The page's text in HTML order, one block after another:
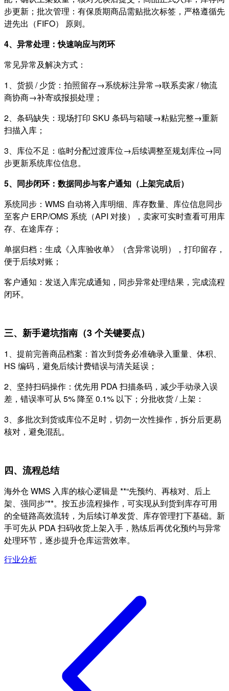
步更新；批次管理：有保质期商品需贴批次标签，严格遵循先
进先出（FIFO） 原则。
4、异常处理：快速响应与闭环
常见异常及解决方式：
1、货损 / 少货：拍照留存→系统标注异常→联系卖家 / 物流
商协商→补寄或报损处理；
2、条码缺失：现场打印 SKU 条码与箱唛→粘贴完整→重新
扫描入库；
3、库位不足：临时分配过渡库位→后续调整至规划库位→同
步更新系统库位信息。
5、同步闭环：数据同步与客户通知（上架完成后）
系统同步：WMS 自动将入库明细、库存数量、库位信息同步
至客户 ERP/OMS 系统（API 对接），卖家可实时查看可用库
存、在途库存；
单据归档：生成《入库验收单》（含异常说明），打印留存，
便于后续对账；
客户通知：发送入库完成通知，同步异常处理结果，完成流程
闭环。
三、新手避坑指南（3 个关键要点）
1、提前完善商品档案：首次到货务必准确录入重量、体积、
HS 编码，避免后续计费错误与清关延误；
2、坚持扫码操作：优先用 PDA 扫描条码，减少手动录入误
差，错误率可从 5% 降至 0.1% 以下；分批收货 / 上架：
3、多批次到货或库位不足时，切勿一次性操作，拆分后更易
核对，避免混乱。
四、流程总结
海外仓 WMS 入库的核心逻辑是 **“先预约、再核对、后上
架、强同步”**。按五步流程操作，可实现从到货到库存可用
的全链路高效流转，为后续订单发货、库存管理打下基础。新
手可先从 PDA 扫码收货上架入手，熟练后再优化预约与异常
处理环节，逐步提升仓库运营效率。
行业分析